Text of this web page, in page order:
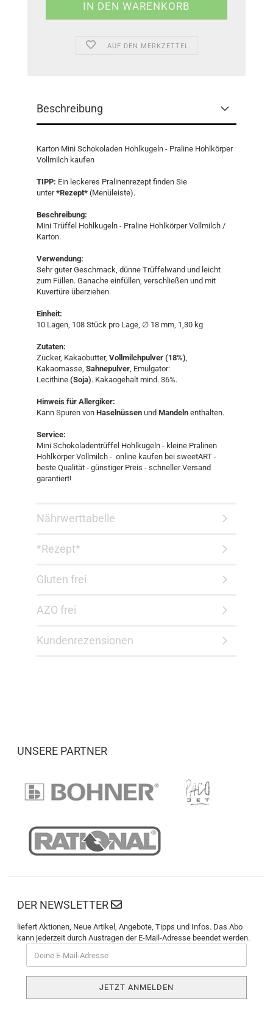
AUF DEN MERKZETTEL
Beschreibung
Karton Mini Schokoladen Hohlkugeln - Praline Hohlkörper
Vollmilch kaufen
TIPP: Ein leckeres Pralinenrezept finden Sie
unter*Rezept* (Menüleiste).
Beschreibung:
Mini Trüffel Hohlkugeln - Praline Hohlkörper Vollmilch /
Karton.
Verwendung:
Sehr guter Geschmack, dünne Trüffelwand und leicht
zum Füllen. Ganache einfüllen, verschließen und mit
Kuvertüre überziehen.
Einheit:
10 Lagen, 108 Stück pro Lage, ∅ 18 mm, 1,30 kg
Zutaten:
Zucker, Kakaobutter, Vollmilchpulver (18%),
Kakaomasse, Sahnepulver, Emulgator:
Lecithine (Soja). Kakaogehalt mind. 36%.
Hinweis für Allergiker:
Kann Spuren von Haselnüssen und Mandeln enthalten.
Service:
Mini Schokoladentrüffel Hohlkugeln - kleine Pralinen
Hohlkörper Vollmilch - online kaufen bei sweetART -
beste Qualität - günstiger Preis - schneller Versand
garantiert!​
Nährwerttabelle
*Rezept*
Gluten frei
AZO frei
Kundenrezensionen
UNSERE PARTNER
DER NEWSLETTER
liefert Aktionen, Neue Artikel, Angebote, Tipps und Infos. Das Abo
kann jederzeit durch Austragen der E-Mail-Adresse beendet werden.